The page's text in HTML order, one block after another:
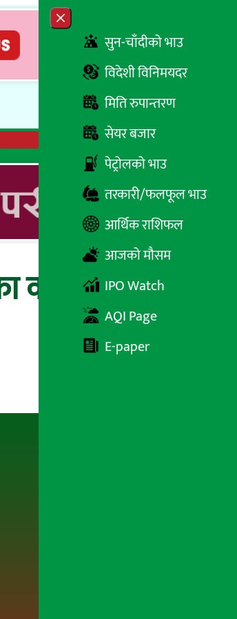
Close menu
सुन-चाँदीको भाउ
विदेशी विनिमयदर
मिति रुपान्तरण
सेयर बजार
पेट्रोलको भाउ
तरकारी/फलफूल भाउ
आर्थिक राशिफल
आजको मौसम
IPO Watch
AQI Page
E-paper
रेडियो
? यस्तो